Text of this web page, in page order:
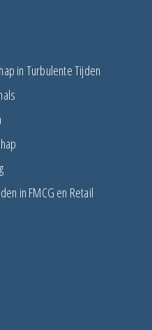
in Turbulente Tijden
in FMCG en Retail